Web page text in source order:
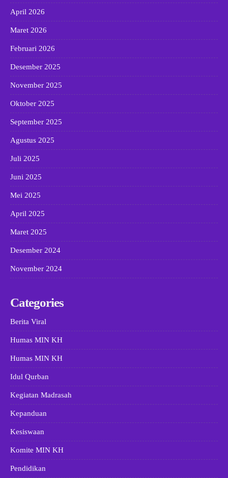
April 2026
Maret 2026
Februari 2026
Desember 2025
November 2025
Oktober 2025
September 2025
Agustus 2025
Juli 2025
Juni 2025
Mei 2025
April 2025
Maret 2025
Desember 2024
November 2024
Categories
Berita Viral
Humas MIN KH
Humas MIN KH
Idul Qurban
Kegiatan Madrasah
Kepanduan
Kesiswaan
Komite MIN KH
Pendidikan